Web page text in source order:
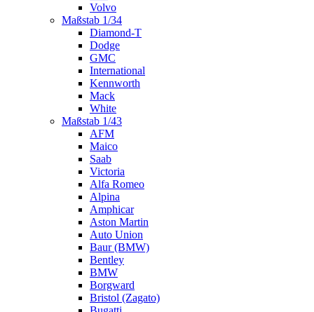
Volvo
Maßstab 1/34
Diamond-T
Dodge
GMC
International
Kennworth
Mack
White
Maßstab 1/43
AFM
Maico
Saab
Victoria
Alfa Romeo
Alpina
Amphicar
Aston Martin
Auto Union
Baur (BMW)
Bentley
BMW
Borgward
Bristol (Zagato)